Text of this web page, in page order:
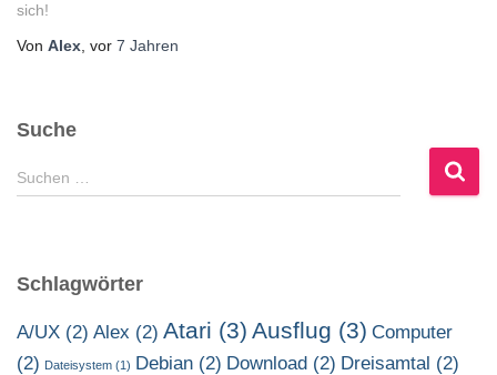
sich!
Von Alex , vor 7 Jahren
Suche
S
u
n
a
c
Suchen …
Schlagwörter
A/UX (2) Alex (2) Atari (3) Ausflug (3) Computer
(2) Dateisystem (1) Debian (2) Download (2) Dreisamtal (2)